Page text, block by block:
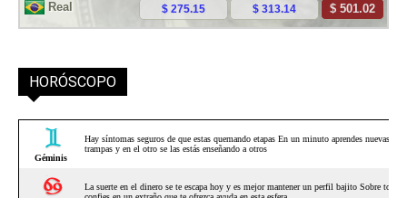
HORÓSCOPO